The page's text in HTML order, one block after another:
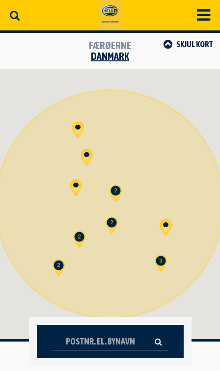
FÆRØERNE
DANMARK
SKJULKORT
2
2
3
2
2